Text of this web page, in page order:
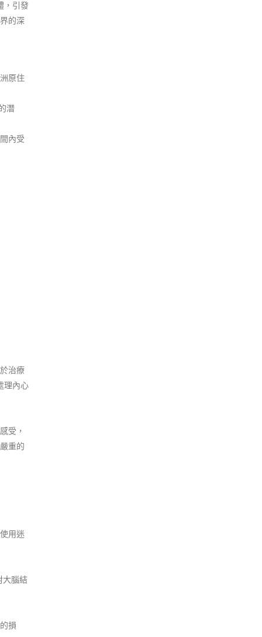
，引發
的深
原住
潛
內受
治療
理內心
受，
重的
用迷
大腦結
損